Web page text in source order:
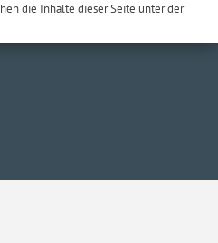
die Inhalte dieser Seite unter der